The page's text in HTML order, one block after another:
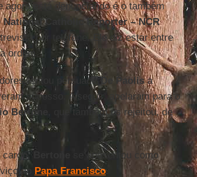
está denunciando é o também
National Catholic Reporter – NCR
por telefone. Ele diz estar entre
ordem.
tentou persuadir De Paolisa
sucesso. A seguir, apelaram para o
Bertone
, que também os rejeitou, de
cargo.
se aposentou como
ao Papa Francisco.